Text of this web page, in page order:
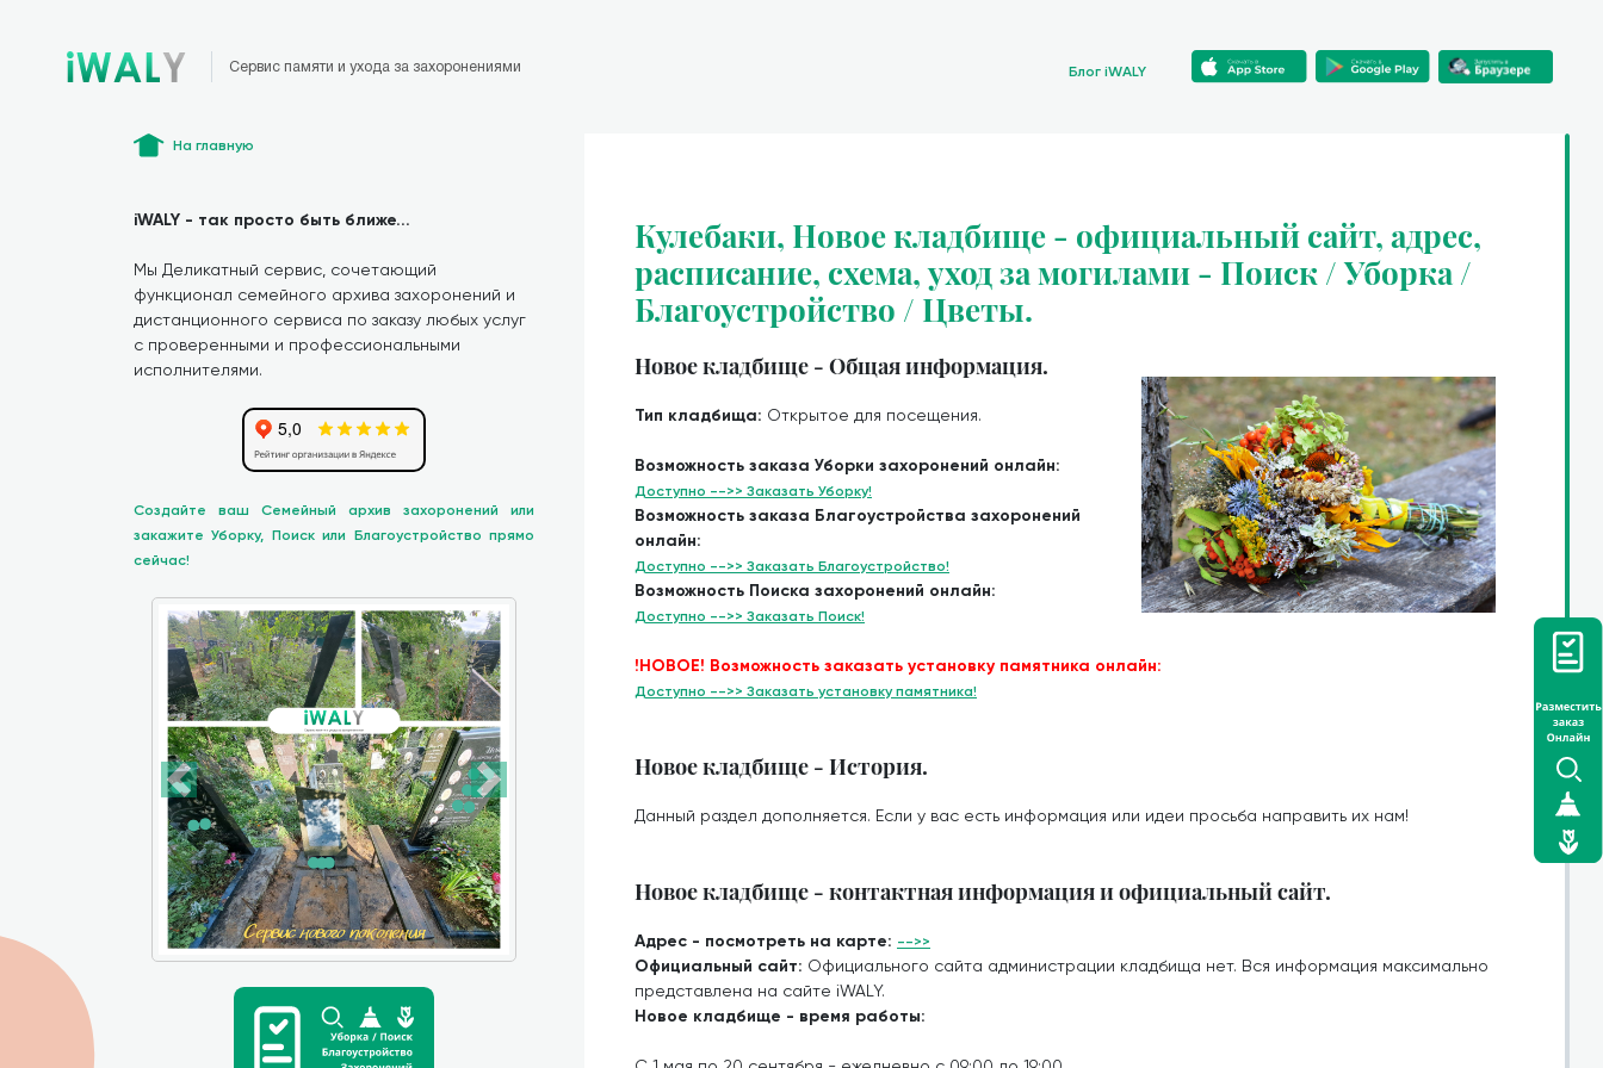
Сервис памяти и ухода за захоронениями Блог iWALY
На главную
iWALY - так просто быть ближе...
Мы Деликатный сервис, сочетающий
функционал семейного архива захоронений и
дистанционного сервиса по заказу любых услуг
с проверенными и профессиональными
исполнителями.
Создайте ваш Семейный архив захоронений или
закажите Уборку, Поиск или Благоустройство прямо
сейчас!
Кулебаки, Новое кладбище - официальный сайт, адрес,
расписание, схема, уход за могилами - Поиск / Уборка /
Благоустройство / Цветы.
Новое кладбище - Общая информация.
Тип кладбища: Открытое для посещения.
Возможность заказа Уборки захоронений онлайн:
Доступно -->> Заказать Уборку!
Возможность заказа Благоустройства захоронений
онлайн:
Доступно -->> Заказать Благоустройство!
Возможность Поиска захоронений онлайн:
Доступно -->> Заказать Поиск!
!НОВОЕ! Возможность заказать установку памятника онлайн:
Доступно -->> Заказать установку памятника!
Новое кладбище - История.
Данный раздел дополняется. Если у вас есть информация или идеи просьба направить их нам!
Новое кладбище - контактная информация и официальный сайт.
Адрес - посмотреть на карте: -->>
Официальный сайт: Официального сайта администрации кладбища нет. Вся информация максимально
представлена на сайте iWALY.
Новое кладбище - время работы: